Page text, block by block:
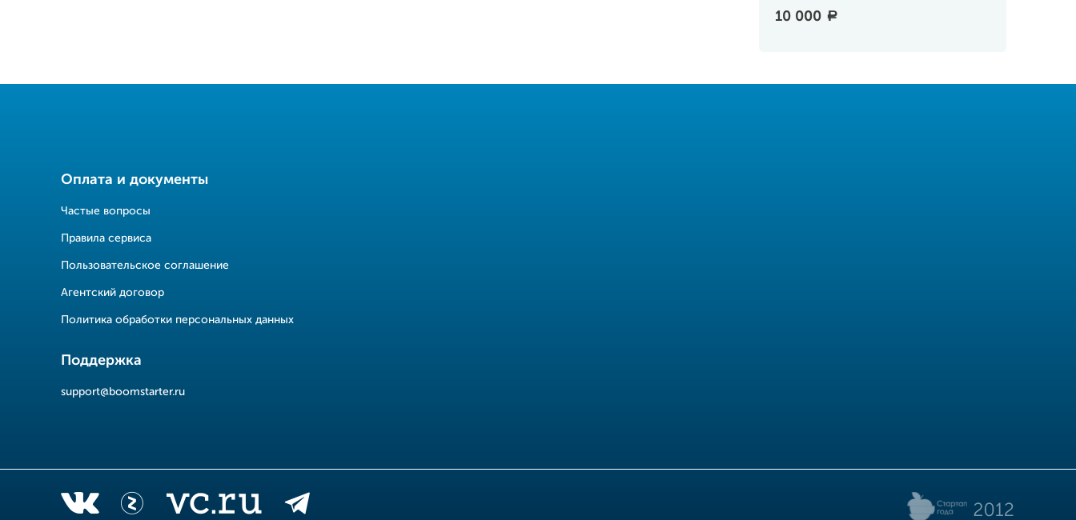
10 000 a
Оплата и документы
Частые вопросы
Правила сервиса
Пользовательское соглашение
Агентский договор
Политика обработки персональных данных
Поддержка
support@boomstarter.ru